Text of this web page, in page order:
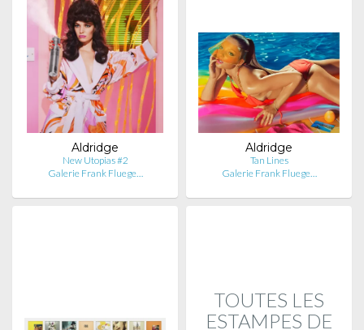
Aldridge
New Utopias #2
Galerie Frank Fluege…
Aldridge
Tan Lines
Galerie Frank Fluege…
TOUTES LES
ESTAMPES DE